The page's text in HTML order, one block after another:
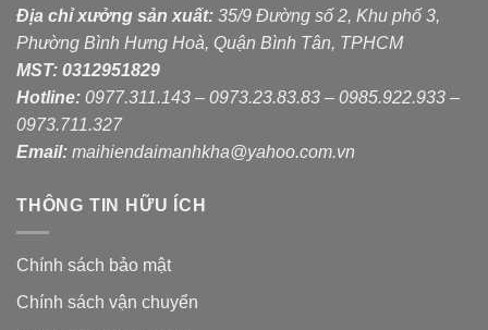
Địa chỉ xưởng sản xuất: 35/9 Đường số 2, Khu phố 3,
Phường Bình Hưng Hoà, Quận Bình Tân, TPHCM
MST: 0312951829
Hotline: 0977.311.143 – 0973.23.83.83 – 0985.922.933 –
0973.711.327
Email: maihiendaimanhkha@yahoo.com.vn
THÔNG TIN HỮU ÍCH
Chính sách bảo mật
Chính sách vận chuyển